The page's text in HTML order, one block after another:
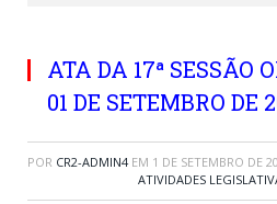
ATA DA 17ª SESSÃO
01 DE SETEMBRO DE
POR CR2-ADMIN4 EM 1 DE SETEMBRO DE
ATIVIDADES